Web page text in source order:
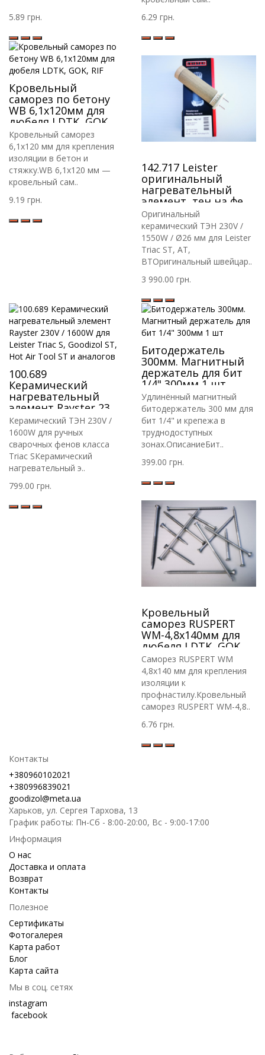
5.89 грн.
6.29 грн.
Кровельный
саморез по бетону
WB 6,1х120мм для
дюбеля LDTK, GOK,
RIF
Кровельный саморез
6,1х120 мм для крепления
изоляции в бетон и
стяжку.WB 6,1х120 мм —
кровельный сам..
9.19 грн.
142.717 Leister
оригинальный
нагревательный
элемент, тен на фен
Leister triac st, at, bt,
Оригинальный
керамический ТЭН 230V /
1550W / Ø26 мм для Leister
Triac ST, AT,
BTОригинальный швейцар..
3 990.00 грн.
100.689
Керамический
нагревательный
элемент Rayster 230V
/ 1600W для Leister
Triac S, Goodizol ST,
Hot Air Tool ST и
аналогов
Керамический ТЭН 230V /
1600W для ручных
сварочных фенов класса
Triac SКерамический
нагревательный э..
799.00 грн.
Битодержатель
300мм. Магнитный
держатель для бит
1/4" 300мм 1 шт
Удлинённый магнитный
битодержатель 300 мм для
бит 1/4" и крепежа в
труднодоступных
зонах.ОписаниеБит..
399.00 грн.
Кровельный
саморез RUSPERT
WM-4,8х140мм для
дюбеля LDTK, GOK,
RIF.
Саморез RUSPERT WM
4,8х140 мм для крепления
изоляции к
профнастилу.Кровельный
саморез RUSPERT WM-4,8..
6.76 грн.
Контакты
+380960102021
+380996839021
goodizol@meta.ua
Харьков, ул. Сергея Тархова, 13
График работы: Пн-Сб - 8:00-20:00, Вс - 9:00-17:00
Информация
О нас
Доставка и оплата
Возврат
Контакты
Полезное
Сертификаты
Фотогалерея
Карта работ
Блог
Карта сайта
Мы в соц. сетях
instagram
facebook